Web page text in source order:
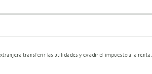
transferir las utilidades y evadir el impuesto a la renta.